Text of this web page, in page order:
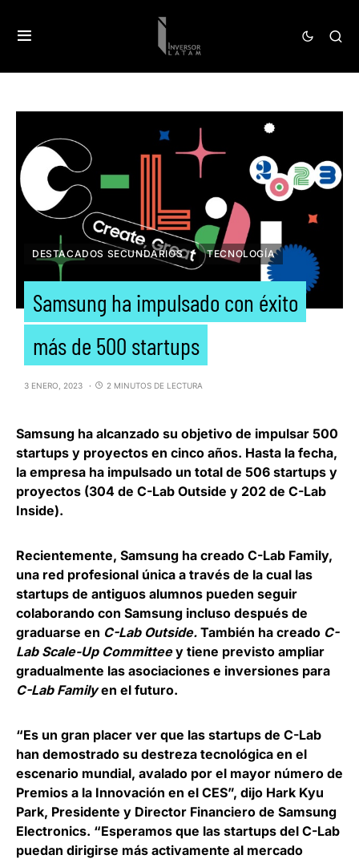
DESTACADOS SECUNDARIOS TECNOLOGÍA
Samsung ha impulsado con éxito
más de 500 startups
3 ENERO, 2023 2 MINUTOS DE LECTURA
Samsung ha alcanzado su objetivo de impulsar 500
startups y proyectos en cinco años. Hasta la fecha,
la empresa ha impulsado un total de 506 startups y
proyectos (304 de C-Lab Outside y 202 de C-Lab
Inside).
Recientemente, Samsung ha creado C-Lab Family,
una red profesional única a través de la cual las
startups de antiguos alumnos pueden seguir
colaborando con Samsung incluso después de
graduarse en C-Lab Outside. También ha creado C-
Lab Scale-Up Committeey tiene previsto ampliar
gradualmente las asociaciones e inversiones para
C-Lab Familyen el futuro.
“Es un gran placer ver que las startups de C-Lab
han demostrado su destreza tecnológica en el
escenario mundial, avalado por el mayor número de
Premios a la Innovación en el CES”, dijo Hark Kyu
Park, Presidente y Director Financiero de Samsung
Electronics. “Esperamos que las startups del C-Lab
puedan dirigirse más activamente al mercado